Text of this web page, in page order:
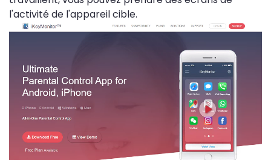
l'activité de l'appareil cible.